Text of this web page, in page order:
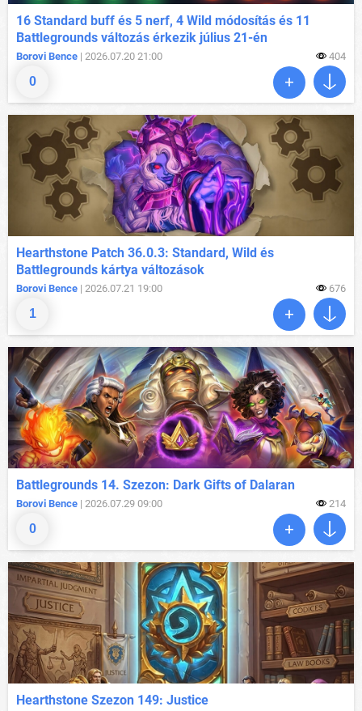
0
16 Standard buff és 5 nerf, 4 Wild módosítás és 11
Battlegrounds változás érkezik július 21-én
Borovi Bence | 2026.07.20 21:00 404
1
Hearthstone Patch 36.0.3: Standard, Wild és
Battlegrounds kártya változások
Borovi Bence | 2026.07.21 19:00 676
0
Battlegrounds 14. Szezon: Dark Gifts of Dalaran
Borovi Bence | 2026.07.29 09:00 214
Hearthstone Szezon 149: Justice